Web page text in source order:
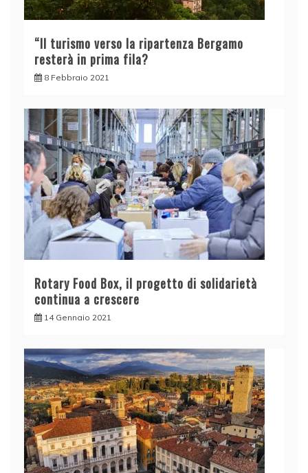
“Il turismo verso la ripartenza Bergamo
resterà in prima fila?
8 Febbraio 2021
Rotary Food Box, il progetto di solidarietà
continua a crescere
14 Gennaio 2021